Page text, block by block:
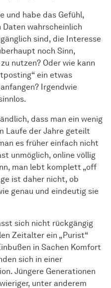
und habe das Gefühl,
Daten wahrscheinlich
sind, die Interesse
noch Sinn,
nutzen? Oder wie kann
ein etwas
Irgendwie
dass man ein wenig
Laufe der Jahre geteilt
es früher einfach nicht
unmöglich, online völlig
man lebt komplett „off
ist daher nicht, ob
genau und eindeutig sie
sich nicht rückgängig
Zeitalter ein „Purist“
in Sachen Komfort
sich in einer
Jüngere Generationen
unter anderem